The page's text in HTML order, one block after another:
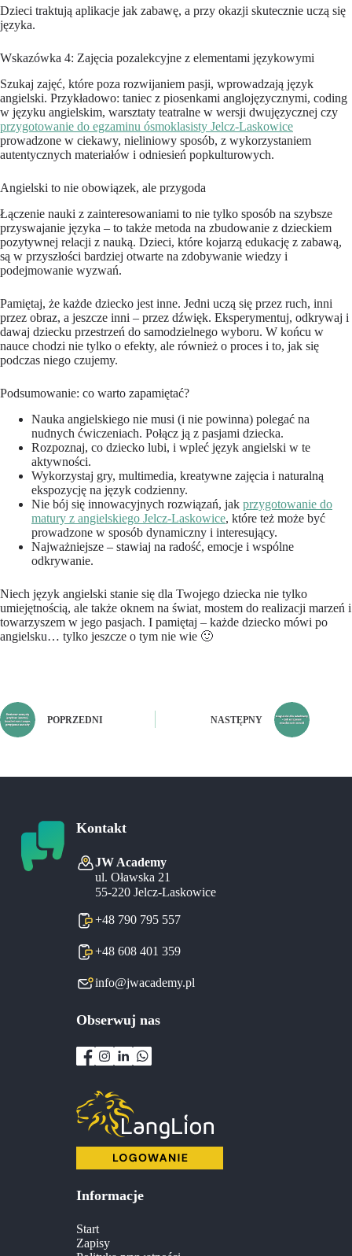
Dzieci traktują aplikacje jak zabawę, a przy okazji skutecznie uczą się
języka.
Wskazówka 4: Zajęcia pozalekcyjne z elementami językowymi
Szukaj zajęć, które poza rozwijaniem pasji, wprowadzają język
angielski. Przykładowo: taniec z piosenkami anglojęzycznymi, coding
w języku angielskim, warsztaty teatralne w wersji dwujęzycznej czy
przygotowanie do egzaminu ósmoklasisty Jelcz-Laskowice
prowadzone w ciekawy, nieliniowy sposób, z wykorzystaniem
autentycznych materiałów i odniesień popkulturowych.
Angielski to nie obowiązek, ale przygoda
Łączenie nauki z zainteresowaniami to nie tylko sposób na szybsze
przyswajanie języka – to także metoda na zbudowanie z dzieckiem
pozytywnej relacji z nauką. Dzieci, które kojarzą edukację z zabawą,
są w przyszłości bardziej otwarte na zdobywanie wiedzy i
podejmowanie wyzwań.
Pamiętaj, że każde dziecko jest inne. Jedni uczą się przez ruch, inni
przez obraz, a jeszcze inni – przez dźwięk. Eksperymentuj, odkrywaj i
dawaj dziecku przestrzeń do samodzielnego wyboru. W końcu w
nauce chodzi nie tylko o efekty, ale również o proces i to, jak się
podczas niego czujemy.
Podsumowanie: co warto zapamiętać?
Nauka angielskiego nie musi (i nie powinna) polegać na
nudnych ćwiczeniach. Połącz ją z pasjami dziecka.
Rozpoznaj, co dziecko lubi, i wpleć język angielski w te
aktywności.
Wykorzystaj gry, multimedia, kreatywne zajęcia i naturalną
ekspozycję na język codzienny.
Nie bój się innowacyjnych rozwiązań, jak przygotowanie do
matury z angielskiego Jelcz-Laskowice, które też może być
prowadzone w sposób dynamiczny i interesujący.
Najważniejsze – stawiaj na radość, emocje i wspólne
odkrywanie.
Niech język angielski stanie się dla Twojego dziecka nie tylko
umiejętnością, ale także oknem na świat, mostem do realizacji marzeń i
towarzyszem w jego pasjach. I pamiętaj – każde dziecko mówi po
angielsku… tylko jeszcze o tym nie wie 🙂
POPRZEDNI NASTĘPNY
Kontakt
JW Academy
ul. Oławska 21
55-220 Jelcz-Laskowice
+48 790 795 557
+48 608 401 359
info@jwacademy.pl
Informacje
Start
Zapisy
Obserwuj nas